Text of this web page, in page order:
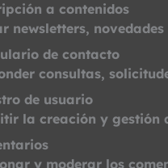
a contenidos
newsletters,
de contacto
consultas,
de usuario
la creación y gestión
y moderar los